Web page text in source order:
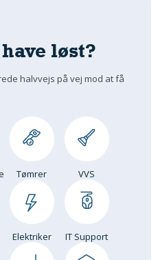
løst?
halvvejs på vej mod at få
Tømrer VVS
Elektriker IT Support